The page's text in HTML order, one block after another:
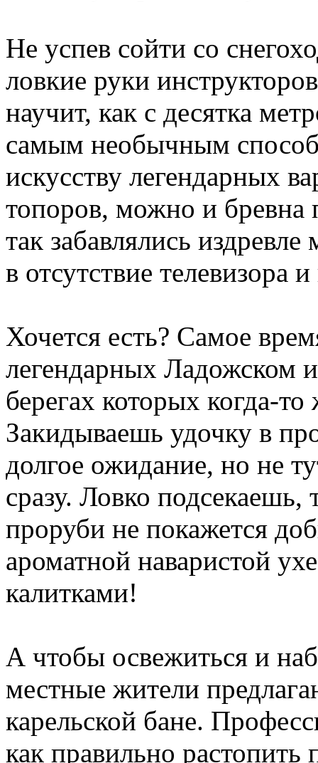
Не успев сойти со
ловкие руки
научит, как с десятка
самым необычным
искусству легендарных
топоров, можно и бревна
так забавлялись
в отсутствие телевизора
Хочется есть? Самое
легендарных Ладожском
берегах которых когда-
Закидываешь удочку в
долгое ожидание, но не
сразу. Ловко подсекаешь,
проруби не покажется
ароматной наваристой
калитками!
А чтобы освежиться и
местные жители
карельской бане.
как правильно растопить